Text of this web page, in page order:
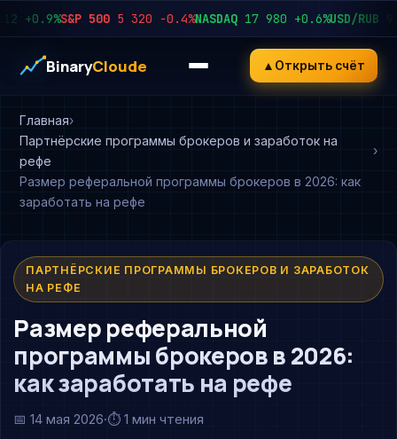
S&P 500 5 320 −0.4%NASDAQ 17 980 +0.6%USD/RUB 92.45
BinaryCloude ▲ Открыть счёт
Главная
Партнёрские программы брокеров и заработок на
рефе
Размер реферальной программы брокеров в 2026: как
заработать на рефе
ПАРТНЁРСКИЕ ПРОГРАММЫ БРОКЕРОВ И ЗАРАБОТОК
НА РЕФЕ
Размер реферальной
программы брокеров в 2026:
как заработать на рефе
📅14 мая 2026·⏱ 1 мин чтения